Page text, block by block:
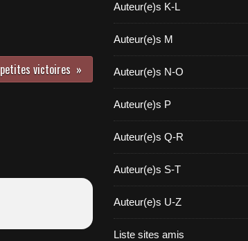
victoires
Auteur(e)s K-L
Auteur(e)s M
Auteur(e)s N-O
Auteur(e)s P
Auteur(e)s Q-R
Auteur(e)s S-T
Auteur(e)s U-Z
Liste sites amis